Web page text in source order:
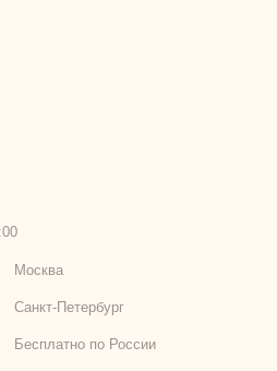
Москва
Санкт-Петербург
Бесплатно по России